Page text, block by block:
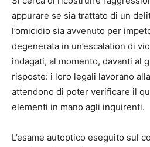
appurare se sia trattato di un
l’omicidio sia avvenuto per
degenerata in un’escalation di
indagati, al momento, davanti al
risposte: i loro legali lavorano
attendono di poter verificare il
elementi in mano agli inquirenti.
L’esame autoptico eseguito sul